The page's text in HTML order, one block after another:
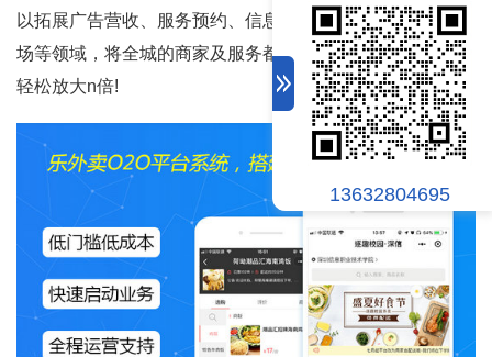
13632804695
以拓展广告营收、服务预约、信息发布、招聘求职、二手市
场等领域，将全城的商家及服务都搬到自己的平台上，利润
轻松放大n倍!